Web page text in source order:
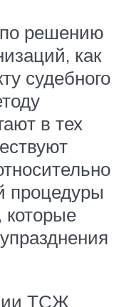
решению
как
судебного
в тех
процедуры
ТСЖ